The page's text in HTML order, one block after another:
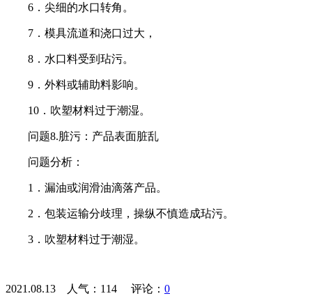
6．尖细的水口转角。
7．模具流道和浇口过大，
8．水口料受到玷污。
9．外料或辅助料影响。
10．吹塑材料过于潮湿。
问题8.脏污：产品表面脏乱
问题分析：
1．漏油或润滑油滴落产品。
2．包装运输分歧理，操纵不慎造成玷污。
3．吹塑材料过于潮湿。
2021.08.13 人气： 114 评论： 0